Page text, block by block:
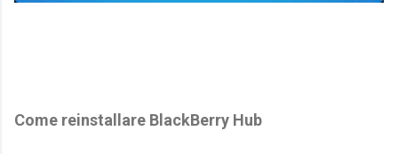
Come reinstallare BlackBerry Hub